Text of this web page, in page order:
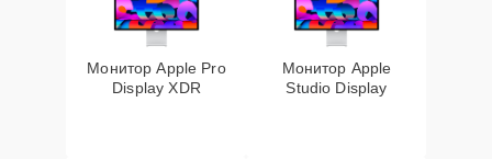
Монитор Apple Pro
Display XDR
Монитор Apple
Studio Display